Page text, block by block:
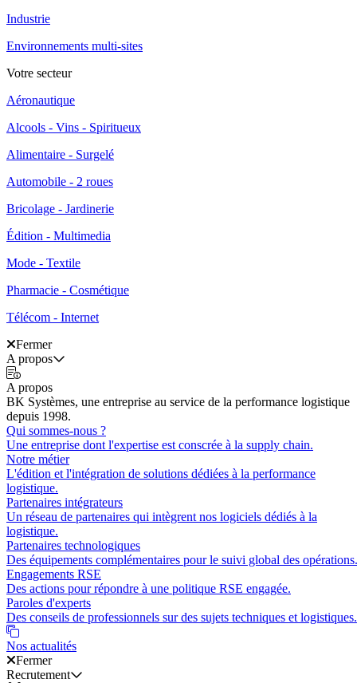
Industrie
Environnements multi-sites
Votre secteur
Aéronautique
Alcools - Vins - Spiritueux
Alimentaire - Surgelé
Automobile - 2 roues
Bricolage - Jardinerie
Édition - Multimedia
Mode - Textile
Pharmacie - Cosmétique
Télécom - Internet
Fermer
A propos
A propos
BK Systèmes, une entreprise au service de la performance logistique
depuis 1998.
Qui sommes-nous ?
Une entreprise dont l'expertise est conscrée à la supply chain.
Notre métier
L'édition et l'intégration de solutions dédiées à la performance
logistique.
Partenaires intégrateurs
Un réseau de partenaires qui intègrent nos logiciels dédiés à la
logistique.
Partenaires technologiques
Des équipements complémentaires pour le suivi global des opérations.
Engagements RSE
Des actions pour répondre à une politique RSE engagée.
Paroles d'experts
Des conseils de professionnels sur des sujets techniques et logistiques.
Nos actualités
Fermer
Recrutement